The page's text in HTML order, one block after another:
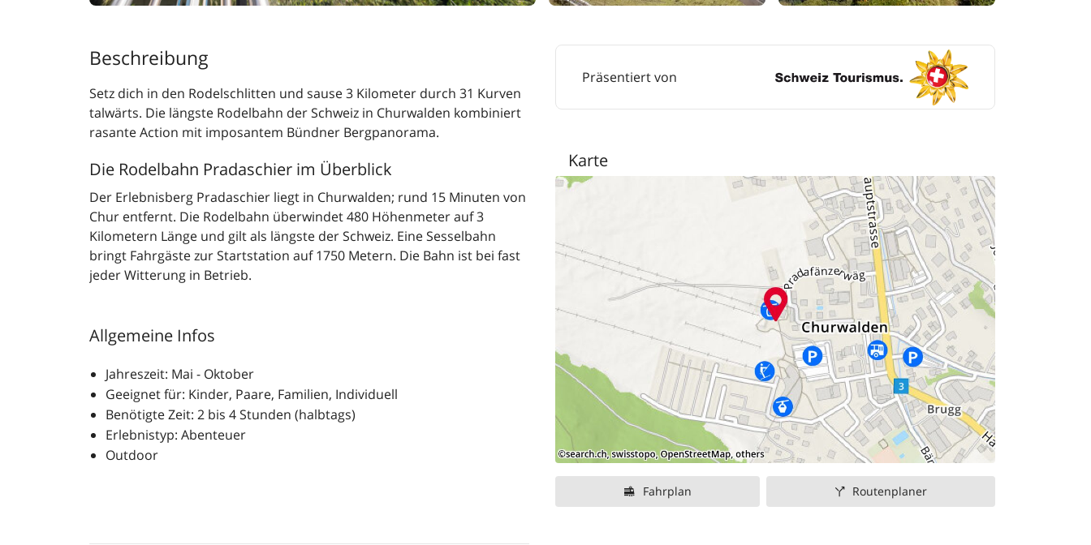
Beschreibung
Setz dich in den Rodelschlitten und sause 3 Kilometer durch 31 Kurven
talwärts. Die längste Rodelbahn der Schweiz in Churwalden kombiniert
rasante Action mit imposantem Bündner Bergpanorama.
Die Rodelbahn Pradaschier im Überblick
Der Erlebnisberg Pradaschier liegt in Churwalden; rund 15 Minuten von
Chur entfernt. Die Rodelbahn überwindet 480 Höhenmeter auf 3
Kilometern Länge und gilt als längste der Schweiz. Eine Sesselbahn
bringt Fahrgäste zur Startstation auf 1750 Metern. Die Bahn ist bei fast
jeder Witterung in Betrieb.
Allgemeine Infos
Jahreszeit: Mai - Oktober
Geeignet für: Kinder, Paare, Familien, Individuell
Benötigte Zeit: 2 bis 4 Stunden (halbtags)
Erlebnistyp: Abenteuer
Outdoor
Präsentiert von
Karte
Fahrplan Routenplaner